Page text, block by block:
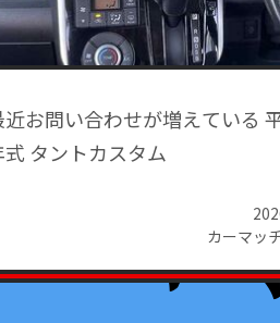
近お問い合わせが増えている
式 タントカスタム
カーマッ